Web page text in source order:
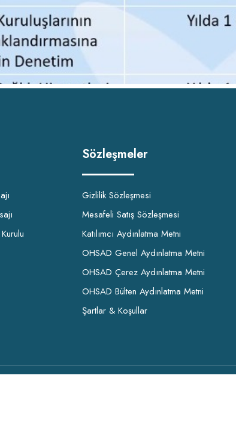
Sözleşmeler
Gizlilik Sözleşmesi
Mesafeli Satış Sözleşmesi
Katılımcı Aydınlatma Metni
OHSAD Genel Aydınlatma Metni
OHSAD Çerez Aydınlatma Metni
OHSAD Bülten Aydınlatma Metni
Şartlar & Koşullar